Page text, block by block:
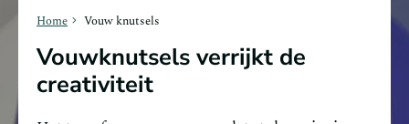
Home Vouw knutsels
Vouwknutsels verrijkt de
creativiteit